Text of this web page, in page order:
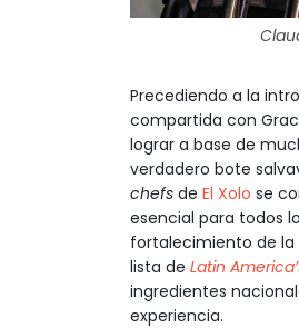
Precediendo a la
compartida con
lograr a base de
verdadero bote
chefs de El Xolo se
esencial para todos
fortalecimiento de la
lista de Latin
ingredientes
experiencia.